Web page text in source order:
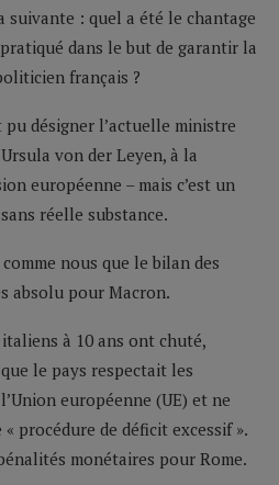
suivante : quel a été le chantage
dans le but de garantir la
français ?
désigner l’actuelle ministre
von der Leyen, à la
européenne – mais c’est un
réelle substance.
nous que le bilan des
absolu pour Macron.
à 10 ans ont chuté,
le pays respectait les
européenne (UE) et ne
procédure de déficit excessif ».
monétaires pour Rome.